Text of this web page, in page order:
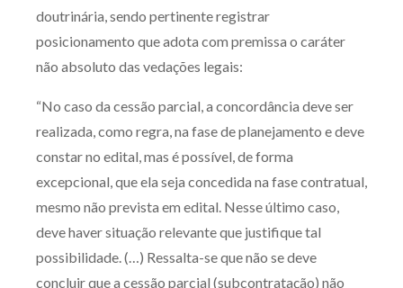
doutrinária, sendo pertinente registrar
posicionamento que adota com premissa o caráter
não absoluto das vedações legais:
“No caso da cessão parcial, a concordância deve ser
realizada, como regra, na fase de planejamento e deve
constar no edital, mas é possível, de forma
excepcional, que ela seja concedida na fase contratual,
mesmo não prevista em edital. Nesse último caso,
deve haver situação relevante que justifique tal
possibilidade. (…) Ressalta-se que não se deve
concluir que a cessão parcial (subcontratação) não